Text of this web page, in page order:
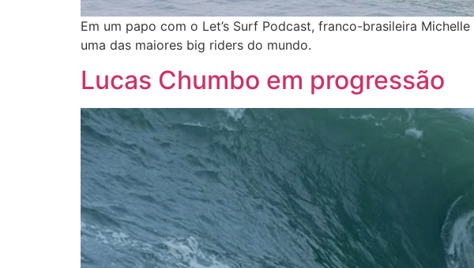
Em um papo com o Let’s Surf Podcast, franco-brasileira
uma das maiores big riders do mundo.
Lucas Chumbo em progressão